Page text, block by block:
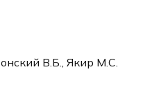
В.Б., Якир М.С.